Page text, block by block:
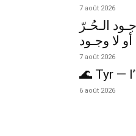
7 août 2026
الـحُـرّ
أو لا وجـود
7 août 2026
🌊 Tyr —
6 août 2026